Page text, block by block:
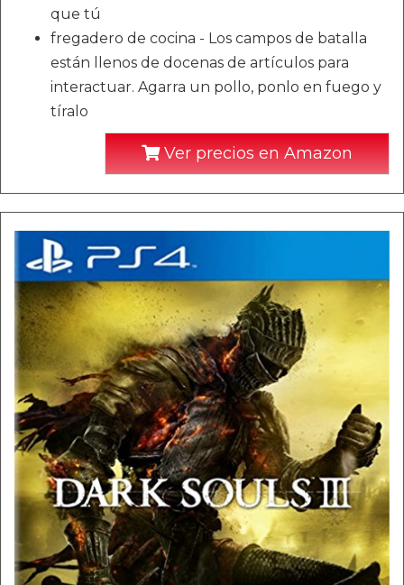
que tú
fregadero de cocina - Los campos de batalla
están llenos de docenas de artículos para
interactuar. Agarra un pollo, ponlo en fuego y
tíralo
Ver precios en Amazon